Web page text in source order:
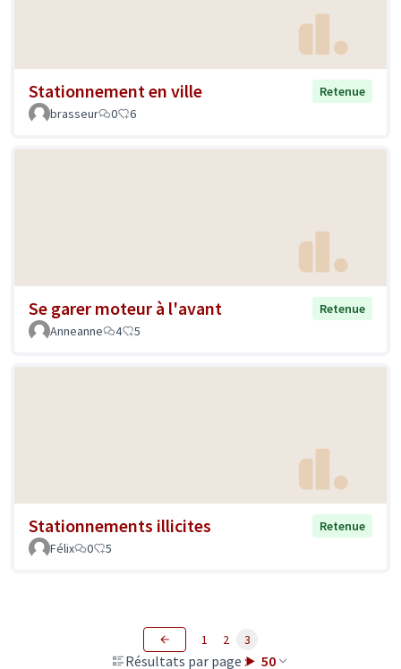
Stationnement en ville
Retenue
brasseur
0 6
Se garer moteur à l'avant
Retenue
Anneanne
4 5
Stationnements illicites
Retenue
Félix
0 5
Résultats par page : 50
1 2 3